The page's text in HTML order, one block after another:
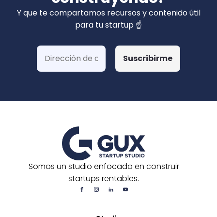
privados). Hemos ganado más de 15 fondos
de Corfo y 3 Startups Chile, además de otras
postulaciones o convocatorias.
Y que te compartamos recursos y contenido útil
para tu startup ☝️
Somos un studio enfocado en construir
startups rentables.